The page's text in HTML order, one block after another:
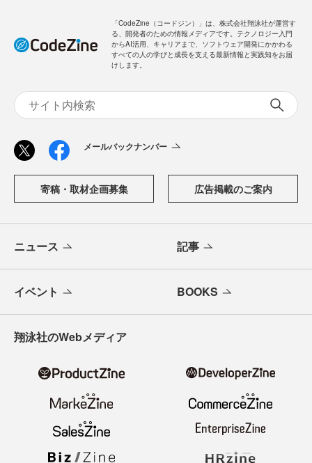
「CodeZine（コードジン）」は、株式会社翔泳社が運営す
る、開発者のための情報メディアです。テクノロジー入門
からAI活用、キャリアまで、ソフトウェア開発にかかわる
すべての人の学びと成長を支える最新情報と実践知をお届
けします。
メールバックナンバー
寄稿・取材企画募集 広告掲載のご案内
ニュース 記事
イベント BOOKS
翔泳社のWebメディア